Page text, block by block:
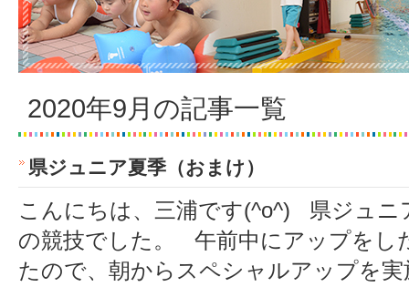
2020年9月の記事一覧
県ジュニア夏季（おまけ）
こんにちは、三浦です(^o^) 県ジュニ
の競技でした。 午前中にアップをし
たので、朝からスペシャルアップを実